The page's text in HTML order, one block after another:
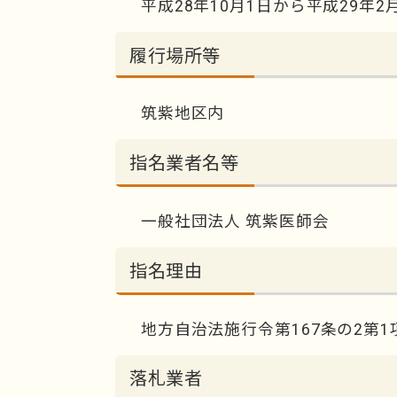
平成28年10月1日から平成29年2
履行場所等
筑紫地区内
指名業者名等
一般社団法人 筑紫医師会
指名理由
地方自治法施行令第167条の2第1
落札業者